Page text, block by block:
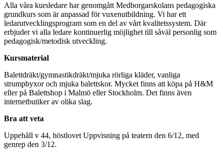
Alla våra kursledare har genomgått Medborgarskolans pedagogiska
grundkurs som är anpassad för vuxenutbildning. Vi har ett
ledarutvecklingsprogram som en del av vårt kvalitetssystem. Där
erbjuder vi alla ledare kontinuerlig möjlighet till såväl personlig som
pedagogisk/metodisk utveckling.
Kursmaterial
Balettdräkt/gymnastikdräkt/mjuka rörliga kläder, vanliga
strumpbyxor och mjuka balettskor. Mycket finns att köpa på H&M
eller på Balettshop i Malmö eller Stockholm. Det finns även
internetbutiker av olika slag.
Bra att veta
Uppehåll v 44, höstlovet Uppvisning på teatern den 6/12, med
genrep den 3/12.